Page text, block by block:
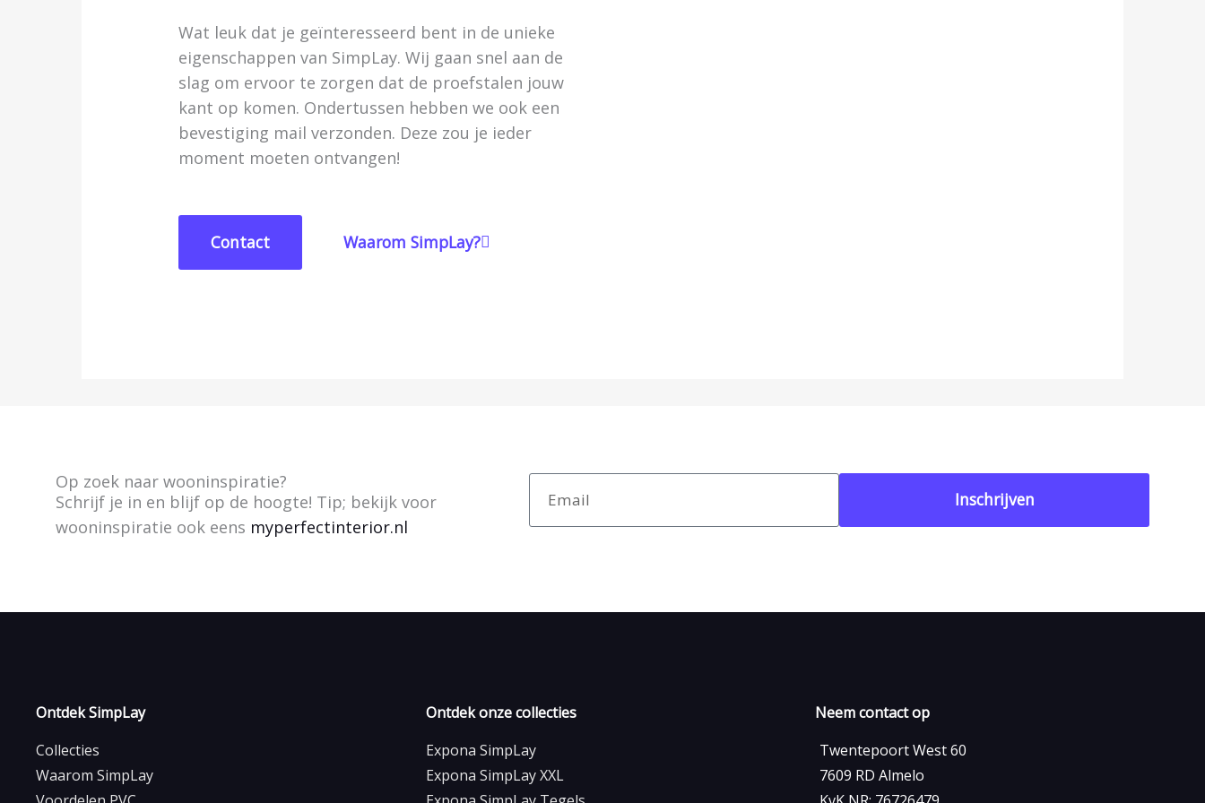
Wat leuk dat je geïnteresseerd bent in de unieke
eigenschappen van SimpLay. Wij gaan snel aan de
slag om ervoor te zorgen dat de proefstalen jouw
kant op komen. Ondertussen hebben we ook een
bevestiging mail verzonden. Deze zou je ieder
moment moeten ontvangen!
Contact Waarom SimpLay?
Op zoek naar wooninspiratie?
Schrijf je in en blijf op de hoogte! Tip; bekijk voor
wooninspiratie ook eens myperfectinterior.nl
Inschrijven
Ontdek SimpLay
Collecties
Waarom SimpLay
Ontdek onze collecties
Expona SimpLay
Expona SimpLay XXL
Neem contact op
Twentepoort West 60
7609 RD Almelo